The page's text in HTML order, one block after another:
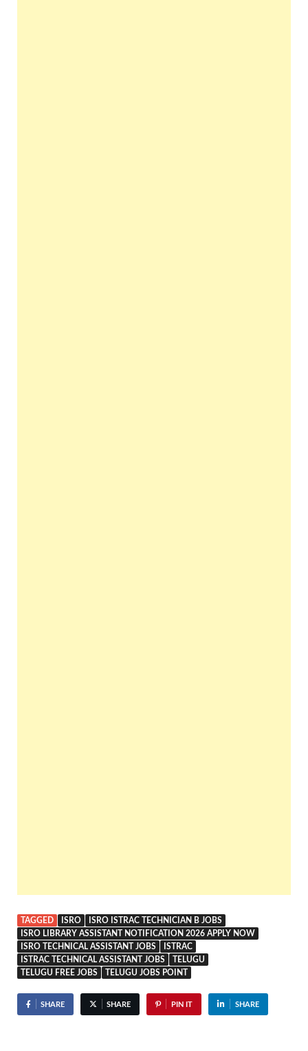
TAGGED ISRO
ISRO ISTRAC TECHNICIAN B JOBS
ISRO LIBRARY ASSISTANT NOTIFICATION 2026 APPLY NOW
ISRO TECHNICAL ASSISTANT JOBS
ISTRAC
ISTRAC TECHNICAL ASSISTANT JOBS
TELUGU
TELUGU FREE JOBS
TELUGU JOBS POINT
SHARE SHARE PIN IT SHARE